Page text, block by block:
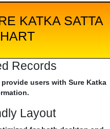
KATKA SATTA
Records
users with Sure Katka
Layout